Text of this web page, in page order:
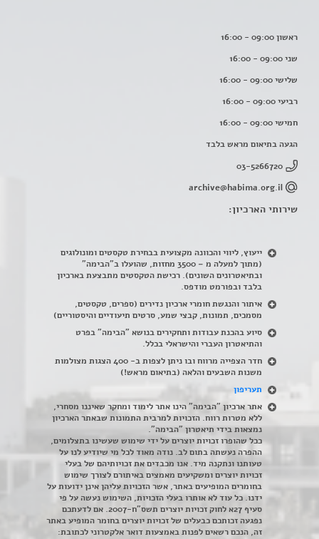
ראשון 09:00 - 16:00
שני 09:00 - 16:00
שלישי 09:00 - 16:00
רביעי 09:00 - 16:00
חמישי 09:00 - 16:00
הגעה בתיאום מראש בלבד
03-5266720
archive@habima.org.il
שירותי הארכיון:
ייעוץ, ליווי והכוונה מקצועית בבחירת טקסטים ומונולוגים
(מתוך למעלה מ – 3500 מחזות, שהועלו ב"הבימה"
ובתיאטרונים השונים). רכישת הטקסטים מתבצעת בארכיון
בלבד ובפורמט מודפס.
איתור והנגשת חומרי ארכיון נדירים (ספרים, טקסטים,
מסמכים, תמונות, קבצי שמע, סרטים תיעודיים והיסטוריים)
סיוע בהכנת עבודות ותחקירים בנושא "הבימה" בפרט
והתיאטרון העברי והישראלי בכלל.
חדר הצפייה מרווח ובו ניתן לצפות ב- 400 הצגות מצולמות
משנות השבעים והלאה (בתיאום מראש!)
תעריפון
אתר ארכיון "הבימה" הינו אתר לימוד ומחקר שאיננו מסחרי,
ללא מטרות רווח. הזכויות למרבית התמונות שבאתר הארכיון
נמצאות בידי תיאטרון "הבימה".
ככל שהופרו זכויות יוצרים על ידי שימוש שעשינו בתצלומים,
ההפרה נעשתה בתום לב. נודה מאוד לכל מי שיודיע לנו על
טעותנו ונתקנה מיד. אנו מכבדים את זכויותיהם של בעלי
זכויות יוצרים ומשקיעים מאמצים באיתורם לצורך שימוש
בחומרים המופיעים באתר, אשר הזכויות עליהן אינן ידועות על
ידנו. כל עוד לא אותרו בעלי הזכויות, השימוש נעשה על פי
סעיף 27א לחוק זכויות יוצרים תשס"ח-2007. אם לדעתכם
נפגעה זכותכם כבעלים של זכויות יוצרים בחומר המופיע באתר
זה, הנכם רשאים לפנות באמצעות דואר אלקטרוני לכתובת: